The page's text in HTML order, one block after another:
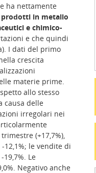
ha nettamente
in metallo
e chimico-
e che quindi
I dati del primo
crescita
materie prime.
allo stesso
causa delle
irregolari nei
(+17,7%),
12,1%; le vendite di
Le
Negativo anche